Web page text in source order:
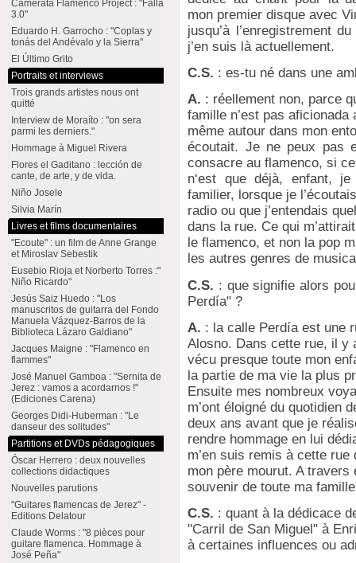
mon premier disque avec
jusqu’à l’enregistrement
j’en suis là actuellement.
C.S. : es-tu né dans une
A. : réellement non, parce
famille n’est pas aficionada
même autour dans mon
écoutait. Je ne peux pas
consacre au flamenco, si ce
n‘est que déjà, enfant,
familier, lorsque je
radio ou que j’entendais
dans la rue. Ce qui
le flamenco, et non la pop
les autres genres de
C.S. : que signifie alors
Perdía" ?
A. : la calle Perdía est une
Alosno. Dans cette rue, il y
vécu presque toute mon
la partie de ma vie la plus
Ensuite mes nombreux
m’ont éloigné du quotidien
deux ans avant que je
rendre hommage en lui
m’en suis remis à cette rue
mon père mourut. A travers
souvenir de toute ma
C.S. : quant à la dédicace
"Carril de San Miguel" à
à certaines influences ou
Camerata Flamenco Project : "Falla
3.0"
Eduardo H. Garrocho : "Coplas y
tonás del Andévalo y la Sierra"
El Último Grito
Portraits et interviews
Trois grands artistes nous ont
quitté
Interview de Moraíto : "on sera
parmi les derniers."
Hommage à Miguel Rivera
Flores el Gaditano : lección de
cante, de arte, y de vida.
Niño Josele
Silvia Marín
Livres et films documentaires
"Ecoute" : un film de Anne Grange
et Miroslav Sebestik
Eusebio Rioja et Norberto Torres :"
Niño Ricardo"
Jesús Saiz Huedo : "Los
manuscritos de guitarra del Fondo
Manuela Vázquez-Barros de la
Biblioteca Lázaro Galdiano"
Jacques Maigne : "Flamenco en
flammes"
José Manuel Gamboa : "Sernita de
Jerez : vamos a acordarnos !"
(Ediciones Carena)
Georges Didi-Huberman : "Le
danseur des solitudes"
Partitions et DVDs pédagogiques
Óscar Herrero : deux nouvelles
collections didactiques
Nouvelles parutions
"Guitares flamencas de Jerez" -
Editions Delatour
Claude Worms : "8 pièces pour
guitare flamenca. Hommage à
José Peña"